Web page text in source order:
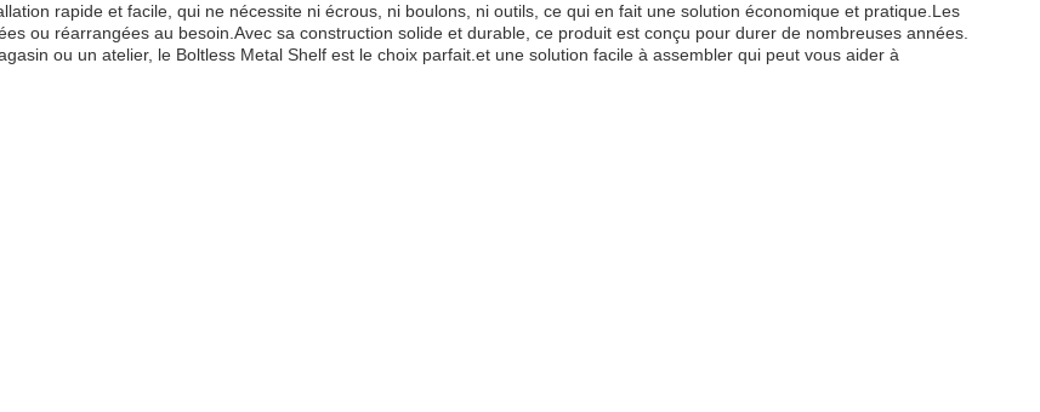
rapide et facile, qui ne nécessite ni écrous, ni boulons, ni outils, ce qui en fait une solution économique et pratique.Les
ou réarrangées au besoin.Avec sa construction solide et durable, ce produit est conçu pour durer de nombreuses années.
ou un atelier, le Boltless Metal Shelf est le choix parfait.et une solution facile à assembler qui peut vous aider à